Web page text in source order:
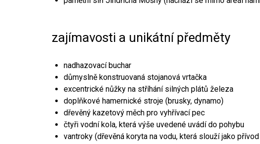
zajímavosti a unikátní předměty
nadhazovací buchar
důmyslně konstruovaná stojanová vrtačka
excentrické nůžky na stříhání silných plátů železa
doplňkové hamernické stroje (brusky, dynamo)
dřevěný kazetový měch pro vyhřívací pec
čtyři vodní kola, která výše uvedené uvádí do pohybu
vantroky (dřevěná koryta na vodu, která slouží jako